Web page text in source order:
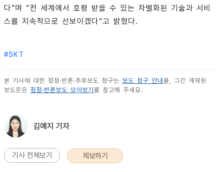
다”며 “전 세계에서 호평 받을 수 있는 차별화된 기술과 서비
스를 지속적으로 선보이겠다”고 밝혔다.
#SKT
본 기사에 대한 정정·반론·추후보도 청구는 보도 청구 안내를, 그간 게재된
보도문은 정정·반론보도 모아보기를 참고해 주세요.
김예지 기자
기사 전체보기 제보하기